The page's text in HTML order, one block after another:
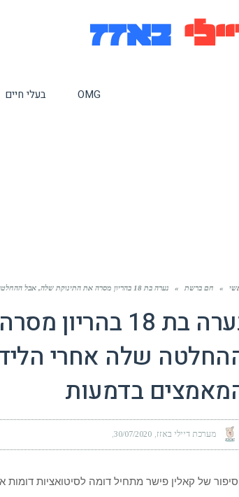
OMG בעלי חיים
» חם ברשת » נערה בת 18 בהריון מסרה את התינוקת שלה, אבל ההחלטה שלה אחרי הלידה השאירה את ההורים המאמצים בדמעות
נערה בת 18
שלה אחרי
בדמעות
מערכת דיילי באזז 30/07/2020
של קאלין פישר מתחיל דומה לסיטואציות דומות